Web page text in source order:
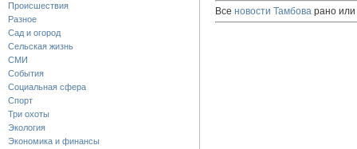
Происшествия
Разное
Сад и огород
Сельская жизнь
СМИ
События
Социальная сфера
Спорт
Три охоты
Экология
Экономика и финансы
Все новости Тамбова рано или